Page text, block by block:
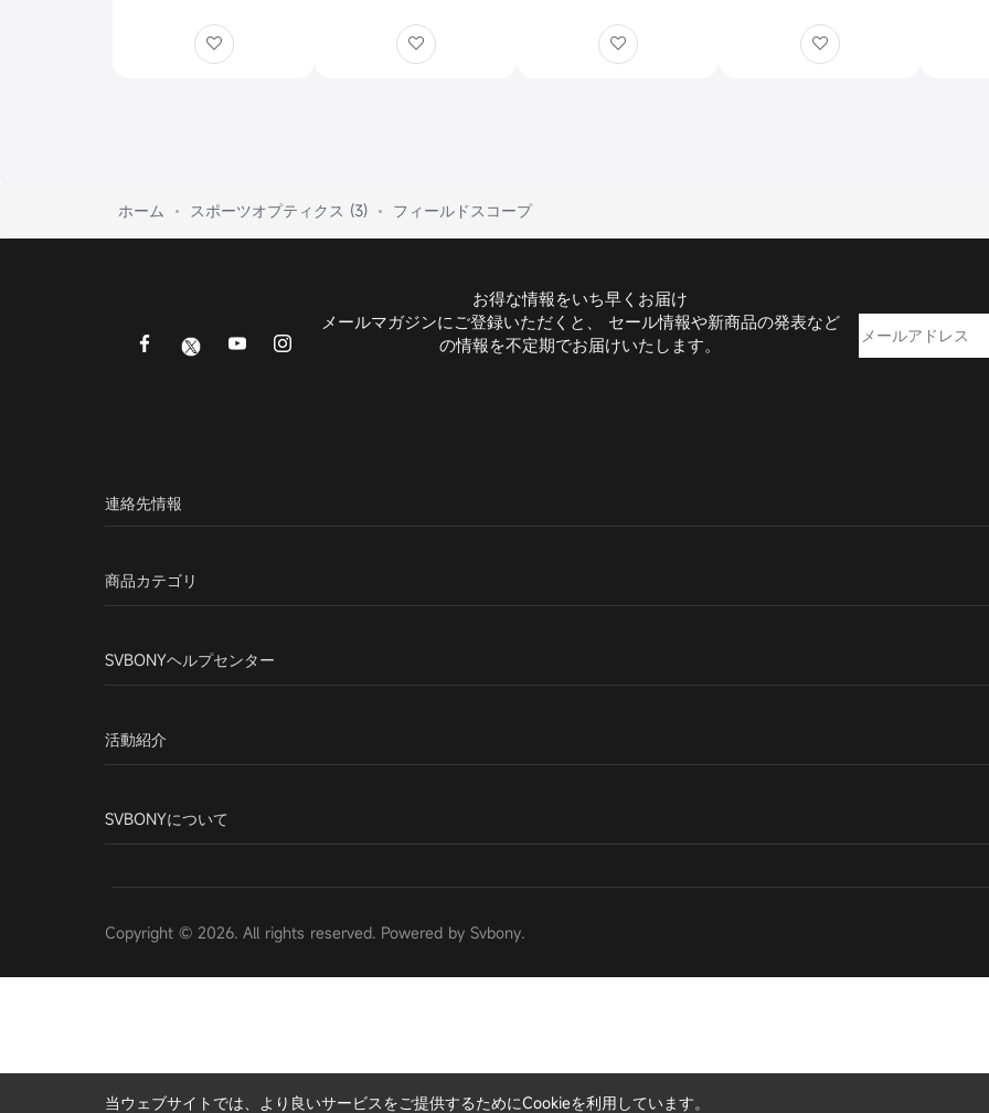
測 射撃 シューティン
グ 野鳥観察 初心者向
ホーム スポーツオプティクス (3) フィールドスコープ
お得な情報をいち早くお届け
メールマガジンにご登録いただくと、 セール情報や新商品の発表など
の情報を不定期でお届けいたします。
連絡先情報
商品カテゴリ
SVBONYヘルプセンター
活動紹介
SVBONYについて
Copyright © 2026. All rights reserved. Powered by Svbony.
当ウェブサイトでは、より良いサービスをご提供するためにCookieを利用しています。